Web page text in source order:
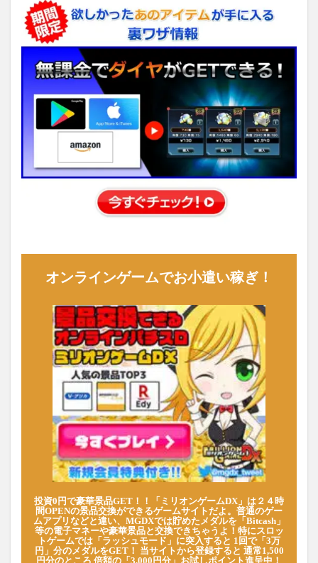
オンラインゲームでお小遣い稼ぎ！
投資0円で豪華景品GET！！「ミリオンゲームDX」は２４時
間OPENの景品交換ができるゲームサイトだよ。普通のゲー
ムアプリなどと違い、MGDXでは貯めたメダルを「Bitcash」
等の電子マネーや豪華景品と交換できちゃうよ！特にスロッ
トゲームでは「ラッシュモード」に突入すると 1回で「3万
円」分のメダルをGET！ 当サイトから登録すると 通常1,500
円分のところ 倍額の「3,000円分」お試しポイント進呈中！